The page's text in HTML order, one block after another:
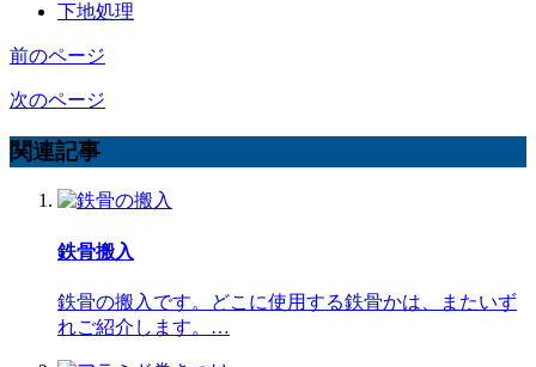
下地処理
前のページ
次のページ
関連記事
鉄骨搬入
鉄骨の搬入です。どこに使用する鉄骨かは、またいず
れご紹介します。…